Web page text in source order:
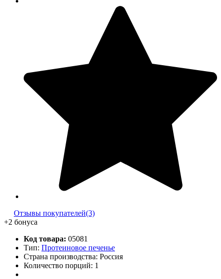
Отзывы покупателей(3)
+2 бонуса
Код товара: 05081
Тип: Протеиновое печенье
Страна производства: Россия
Количество порций: 1